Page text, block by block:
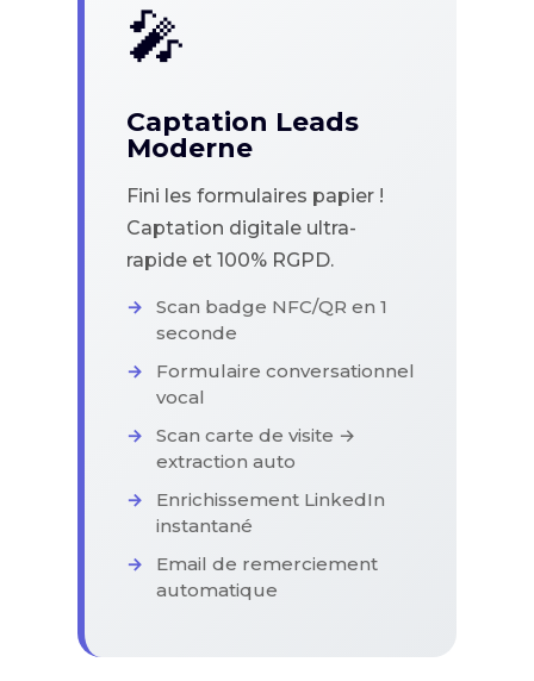
🎤
Captation Leads
Moderne
Fini les formulaires papier !
Captation digitale ultra-
rapide et 100% RGPD.
Scan badge NFC/QR en 1
seconde
Formulaire conversationnel
vocal
Scan carte de visite →
extraction auto
Enrichissement LinkedIn
instantané
Email de remerciement
automatique